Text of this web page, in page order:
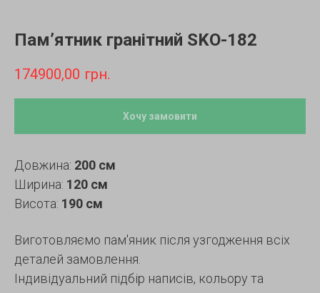
Пам’ятник гранітний SKO-182
174900,00 грн.
Хочу замовити
Довжина: 200 см
Ширина: 120 см
Висота: 190 см
Виготовляємо пам'яник після узгодження всіх
деталей замовлення.
Індивідуальний підбір написів, кольору та